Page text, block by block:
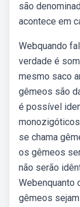
são
acontece em
Webquando
verdade é
mesmo saco
gêmeos são
é possível
se chama
os gêmeos
não serão
Webenquanto
gêmeos